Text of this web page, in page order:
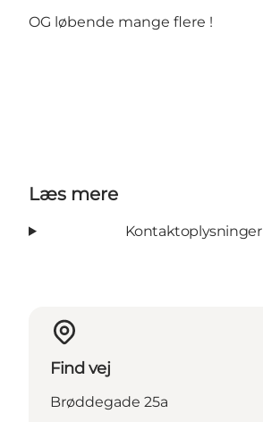
OG løbende mange flere !
Læs mere
Kontaktoplysninger
Find vej
Brøddegade 25a